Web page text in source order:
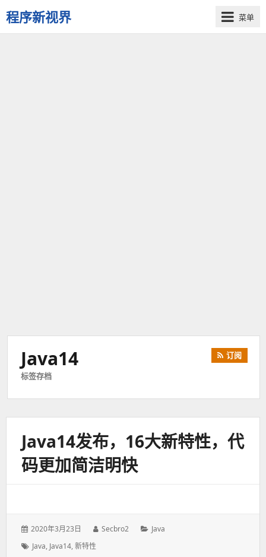
程序新视界
开
菜单
Java14
标签存档
订阅
Java14发布，16大新特性，代
码更加简洁明快
发
于：
2020年3月23日
作
Secbro2
分
Java
标
Java, Java14,新特性